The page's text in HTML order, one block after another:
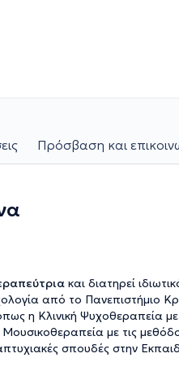
Πρόσβαση και
και διατηρεί
από το Πανεπιστήμιο
η Κλινική Ψυχοθεραπεία
με τις
σπουδές στην